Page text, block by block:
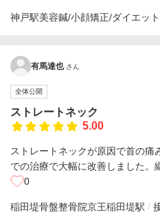
神戸駅美容鍼/小顔矯正/ダイエッ
有馬達也 さん
全体公開
ストレートネック
5.00
ストレートネックが原因で首の痛
での治療で大幅に改善しました。
0
稲田堤骨盤整骨院京王稲田堤駅